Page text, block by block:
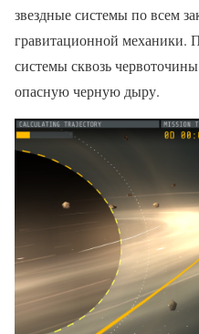
звездные системы по всем
гравитационной механики.
системы сквозь
опасную черную дыру.